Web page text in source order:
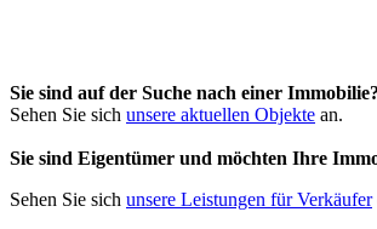
Sie sind auf der Suche nach einer Immobilie?
Sehen Sie sich unsere aktuellen Objekte an.
Sie sind Eigentümer und möchten Ihre
Sehen Sie sich unsere Leistungen für Verkäufer